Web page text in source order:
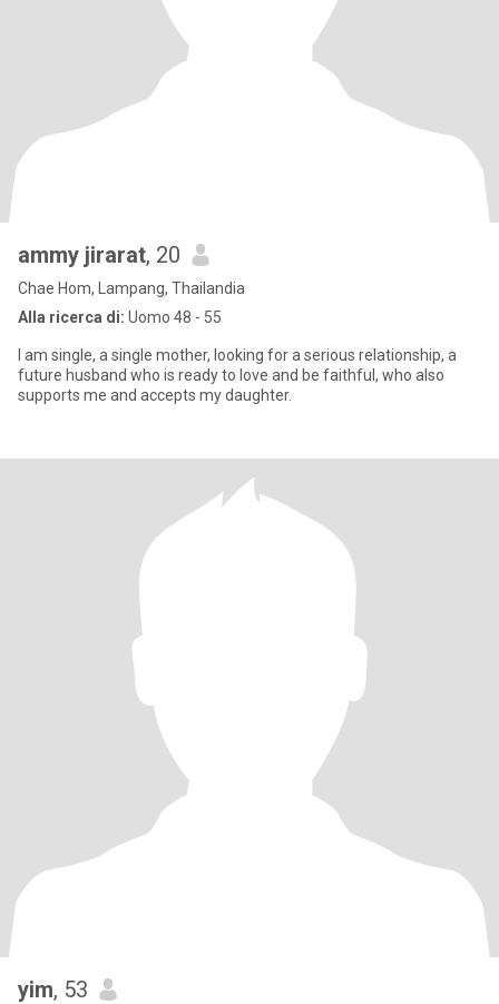
ammy jirarat, 20
Chae Hom, Lampang, Thailandia
Alla ricerca di: Uomo 48 - 55
I am single, a single mother, looking for a serious relationship, a
future husband who is ready to love and be faithful, who also
supports me and accepts my daughter.
yim, 53